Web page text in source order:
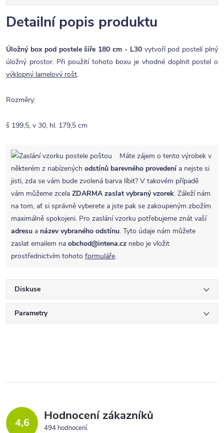
Detailní popis produktu
Úložný box pod postele šíře 180 cm - L30vytvoří pod postelí plný
úložný prostor. Při použití tohoto boxu je vhodné doplnit postel o
výklopný lamelový rošt.
Rozměry:
š 199,5, v 30, hl. 179,5 cm
Máte zájem o tento výrobek v
některém z nabízených odstínů barevného provedení a nejste si
jisti, zda se vám bude zvolená barva líbit? V takovém případě
vám můžeme zcela ZDARMA zaslat vybraný vzorek. Záleží nám
na tom, ať si správně vyberete a jste pak se zakoupeným zbožím
maximálně spokojeni. Pro zaslání vzorku potřebujeme znát vaší
adresu a název vybraného odstínu. Tyto údaje nám můžete
zaslat emailem na obchod@intena.cz nebo je vložit
prostřednictvím tohoto formuláře.
Diskuse
Parametry
4,6 Hodnocení zákazníků
494 hodnocení